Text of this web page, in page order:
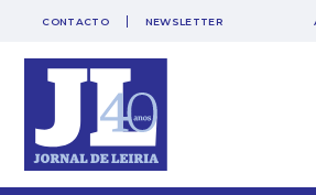
CONTACTO NEWSLETTER
O antigo que se faz moderno